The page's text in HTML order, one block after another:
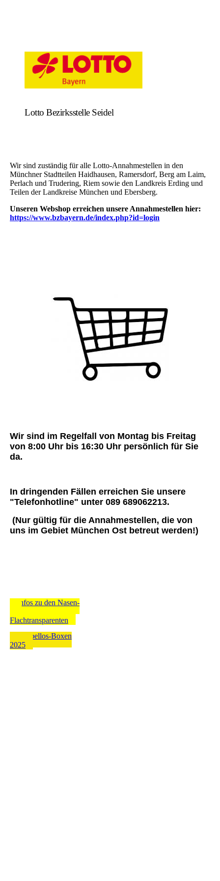
Lotto Bezirksstelle Seidel
Wir sind zuständig für alle Lotto-Annahmestellen in den
Münchner Stadtteilen Haidhausen, Ramersdorf, Berg am Laim,
Perlach und Trudering, Riem sowie den Landkreis Erding und
Teilen der Landkreise München und Ebersberg.
Unseren Webshop erreichen unsere Annahmestellen hier:
https://www.bzbayern.de/index.php?id=login
Wir sind im Regelfall von Montag bis Freitag
von 8:00 Uhr bis 16:30 Uhr persönlich für Sie
da.
In dringenden Fällen erreichen Sie unsere
"Telefonhotline" unter 089 689062213.
(Nur gültig für die Annahmestellen, die von
uns im Gebiet München Ost betreut werden!)
Infos zu den Nasen-
Flachtransparenten
Rubbellos-Boxen
2025